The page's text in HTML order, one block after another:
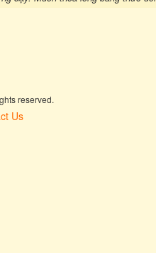
reserved.
Us